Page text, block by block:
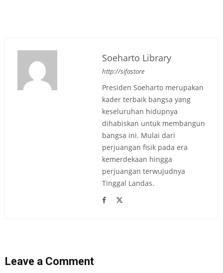
Soeharto Library
http://sifastore
Presiden Soeharto merupakan
kader terbaik bangsa yang
keseluruhan hidupnya
dihabiskan untuk membangun
bangsa ini. Mulai dari
perjuangan fisik pada era
kemerdekaan hingga
perjuangan terwujudnya
Tinggal Landas.
Leave a Comment